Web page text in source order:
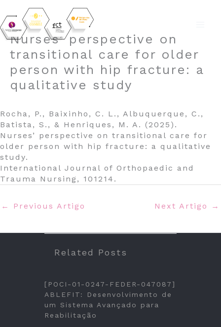
Skip
content
Nurses’ perspective on
transitional care for older
person with hip fracture: a
qualitative study
Rocha, P., Baixinho, C. L., Albuquerque, C.,
Batista, S., & Henriques, M. A. (2025).
Nurses’ perspective on transitional care for
older person with hip fracture: a qualitative
study.
International Journal of Orthopaedic and
Trauma Nursing, 101214.
← Previous Artigo Next Artigo →
Related Posts
[POCI-01-0247-FEDER-047087]
ABLEFIT: Desenvolvimento de
um Sistema Avançado para
Reabilitação